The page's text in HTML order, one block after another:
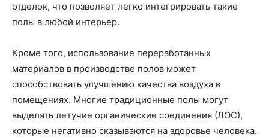
отделок, что позволяет легко интегрировать такие
полы в любой интерьер.
Кроме того, использование переработанных
материалов в производстве полов может
способствовать улучшению качества воздуха в
помещениях. Многие традиционные полы могут
выделять летучие органические соединения (ЛОС),
которые негативно сказываются на здоровье человека.